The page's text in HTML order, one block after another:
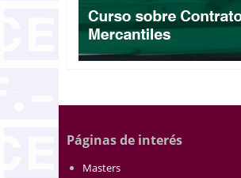
Páginas de interés
Masters